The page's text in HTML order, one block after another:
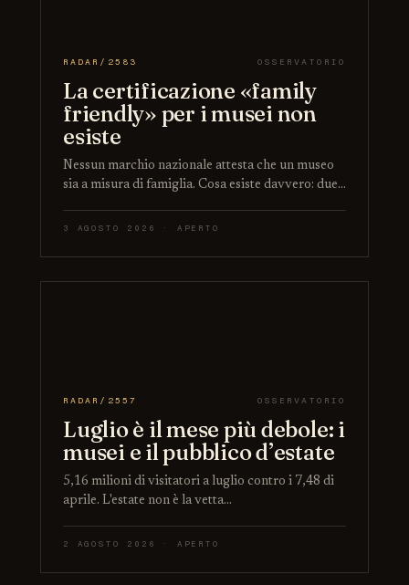
RADAR/2583 OSSERVATORIO
La certificazione «family
friendly» per i musei non
esiste
Nessun marchio nazionale attesta che un museo
sia a misura di famiglia. Cosa esiste davvero: due…
3 AGOSTO 2026 · APERTO
RADAR/2557 OSSERVATORIO
Luglio è il mese più debole: i
musei e il pubblico d’estate
5,16 milioni di visitatori a luglio contro i 7,48 di
aprile. L'estate non è la vetta…
2 AGOSTO 2026 · APERTO